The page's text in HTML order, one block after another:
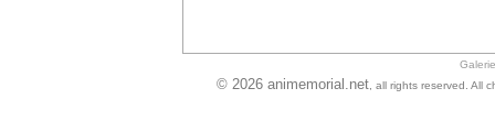
Galerie
© 2026 animemorial.net, all rights reserved. All